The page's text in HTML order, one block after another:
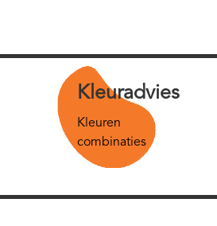
Kleuradvies
Kleuren
combinaties